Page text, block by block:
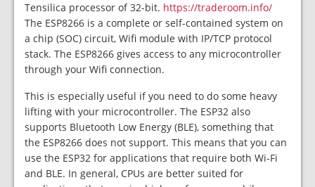
Tensilica processor of 32-bit. https://traderoom.info/
The ESP8266 is a complete or self-contained system on
a chip (SOC) circuit, Wifi module with IP/TCP protocol
stack. The ESP8266 gives access to any microcontroller
through your Wifi connection.
This is especially useful if you need to do some heavy
lifting with your microcontroller. The ESP32 also
supports Bluetooth Low Energy (BLE), something that
the ESP8266 does not support. This means that you can
use the ESP32 for applications that require both Wi-Fi
and BLE. In general, CPUs are better suited for